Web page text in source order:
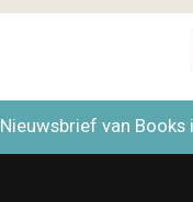
Nieuwsbrief van